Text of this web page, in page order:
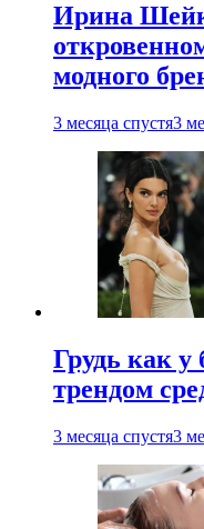
Ирина Шейк
модного
3 месяца спустя3
Грудь как у
трендом
3 месяца спустя3